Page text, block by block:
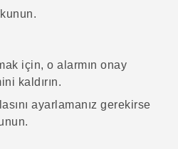
için, o alarmın onay
kaldırın.
ayarlamanız gerekirse